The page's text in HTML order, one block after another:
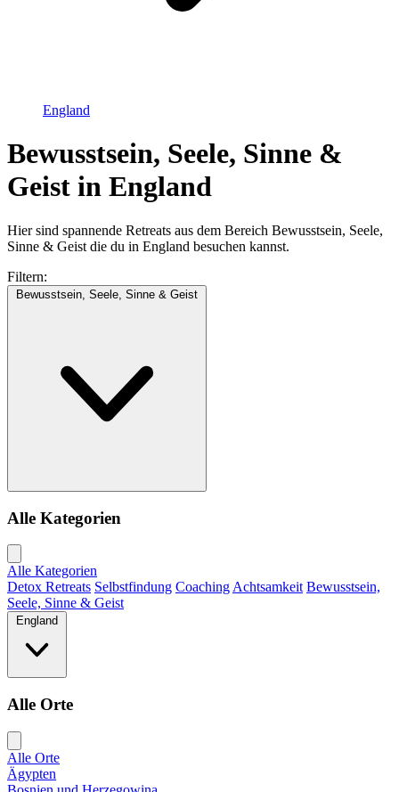
England
Bewusstsein, Seele, Sinne &
Geist in England
Hier sind spannende Retreats aus dem Bereich Bewusstsein, Seele,
Sinne & Geist die du in England besuchen kannst.
Filtern:
Bewusstsein, Seele, Sinne & Geist
Alle Kategorien
Alle Kategorien
Detox Retreats Selbstfindung Coaching Achtsamkeit Bewusstsein,
Seele, Sinne & Geist
England
Alle Orte
Alle Orte
Ägypten